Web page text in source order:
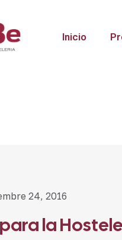
Inicio
24, 2016
la